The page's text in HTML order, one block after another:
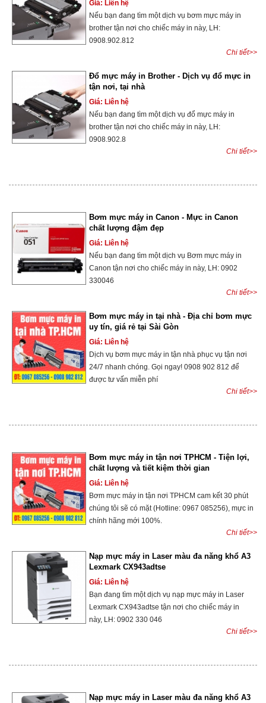
Giá: Liên hệ
Nếu bạn đang tìm một dịch vụ bơm mực máy in
brother tận nơi cho chiếc máy in này, LH:
0908.902.812
Chi tiết>>
Đổ mực máy in Brother - Dịch vụ đổ mực in
tận nơi, tại nhà
Giá: Liên hệ
Nếu bạn đang tìm một dịch vụ đổ mực máy in
brother tận nơi cho chiếc máy in này, LH:
0908.902.8
Chi tiết>>
Bơm mực máy in Canon - Mực in Canon
chất lượng đậm đẹp
Giá: Liên hệ
Nếu bạn đang tìm một dịch vụ Bơm mực máy in
Canon tận nơi cho chiếc máy in này, LH: 0902
330046
Chi tiết>>
Bơm mực máy in tại nhà - Địa chỉ bơm mực
uy tín, giá rẻ tại Sài Gòn
Giá: Liên hệ
Dịch vụ bơm mực máy in tận nhà phục vụ tận nơi
24/7 nhanh chóng. Gọi ngay! 0908 902 812 để
được tư vấn miễn phí
Chi tiết>>
Bơm mực máy in tận nơi TPHCM - Tiện lợi,
chất lượng và tiết kiệm thời gian
Giá: Liên hệ
Bơm mực máy in tận nơi TPHCM cam kết 30 phút
chúng tôi sẽ có mặt (Hotline: 0967 085256), mực in
chính hãng mới 100%.
Chi tiết>>
Nạp mực máy in Laser màu đa năng khổ A3
Lexmark CX943adtse
Giá: Liên hệ
Bạn đang tìm một dịch vụ nạp mực máy in Laser
Lexmark CX943adtse tận nơi cho chiếc máy in
này, LH: 0902 330 046
Chi tiết>>
Nạp mực máy in Laser màu đa năng khổ A3